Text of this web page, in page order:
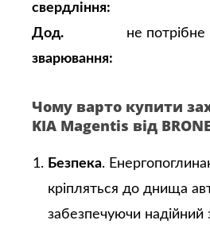
свердління:
Дод.
зварювання:
не потрібне
Чому варто купити
KIA Magentis від
Безпека.
кріпляться до днища
забезпечуючи надійний